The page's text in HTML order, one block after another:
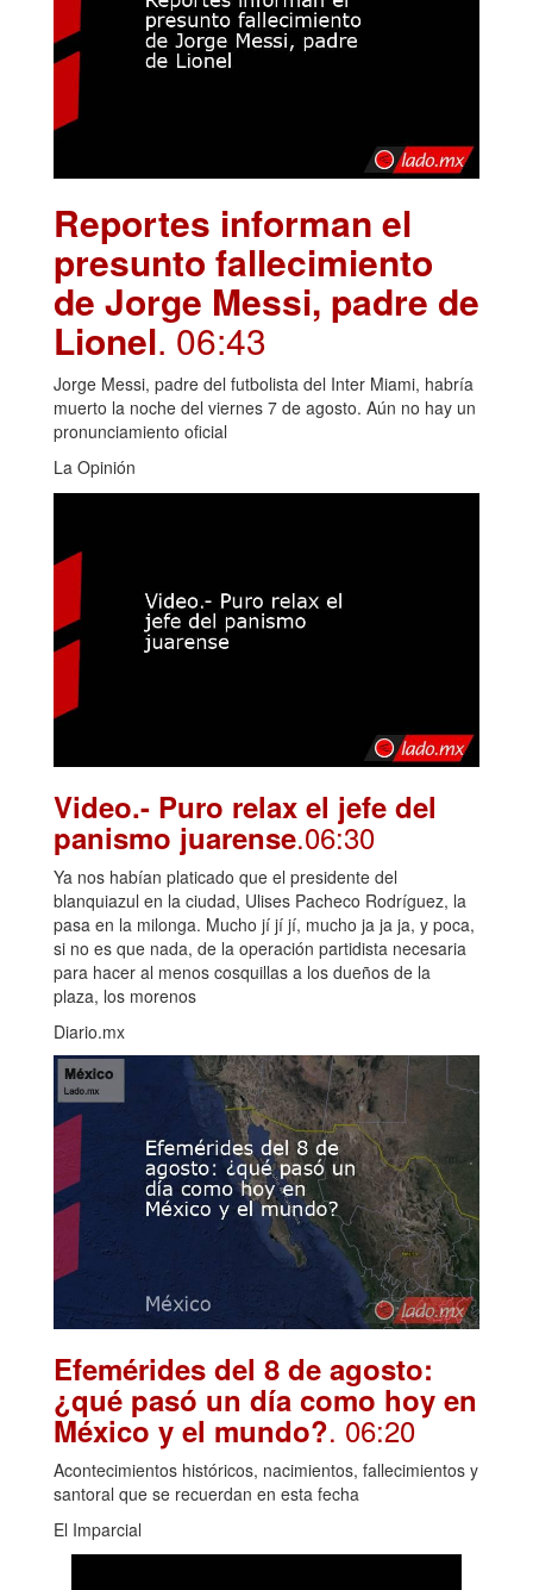
Reportes informan el
presunto fallecimiento
de Jorge Messi, padre de
Lionel. 06:43
Jorge Messi, padre del futbolista del Inter Miami, habría
muerto la noche del viernes 7 de agosto. Aún no hay un
pronunciamiento oficial
La Opinión
Video.- Puro relax el jefe del
panismo juarense.06:30
Ya nos habían platicado que el presidente del
blanquiazul en la ciudad, Ulises Pacheco Rodríguez, la
pasa en la milonga. Mucho jí jí jí, mucho ja ja ja, y poca,
si no es que nada, de la operación partidista necesaria
para hacer al menos cosquillas a los dueños de la
plaza, los morenos
Diario.mx
Efemérides del 8 de agosto:
¿qué pasó un día como hoy en
México y el mundo?. 06:20
Acontecimientos históricos, nacimientos, fallecimientos y
santoral que se recuerdan en esta fecha
El Imparcial